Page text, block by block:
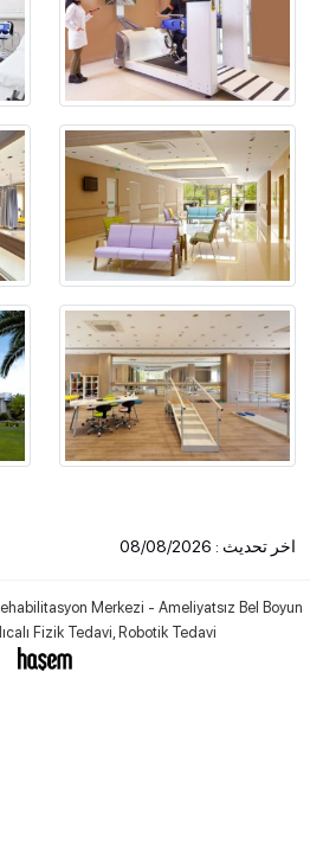
اخر تحديث : 08/08/2026
Merkezi - Ameliyatsız Bel Boyun
Fizik Tedavi, Robotik Tedavi